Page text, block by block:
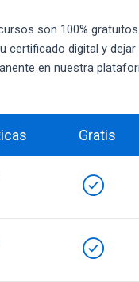
son 100%
certificado digital y dejar
en nuestra
Gratis